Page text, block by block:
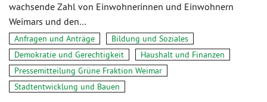
wachsende Zahl von Einwohnerinnen und Einwohnern
Weimars und den…
Anfragen und Anträge
Bildung und Soziales
Demokratie und Gerechtigkeit
Haushalt und Finanzen
Pressemitteilung Grüne Fraktion Weimar
Stadtentwicklung und Bauen